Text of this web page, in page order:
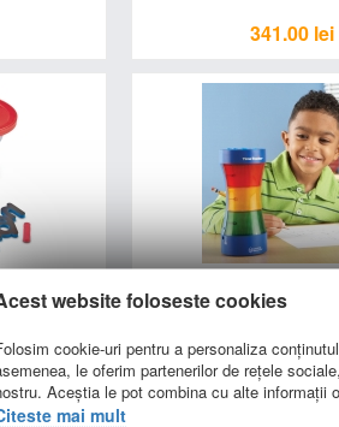
341.00 lei
spuma -
buc
Aparat de
activitatilor
342.00lei
website foloseste cookies
cookie-uri pentru a personaliza
le oferim partenerilor de rețele
Aceștia le pot combina cu alte informații
mai mult